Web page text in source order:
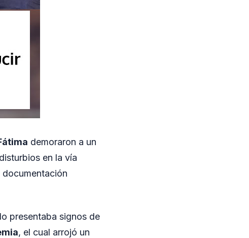
demoraron a un
en la vía
presentaba signos de
, el cual arrojó un